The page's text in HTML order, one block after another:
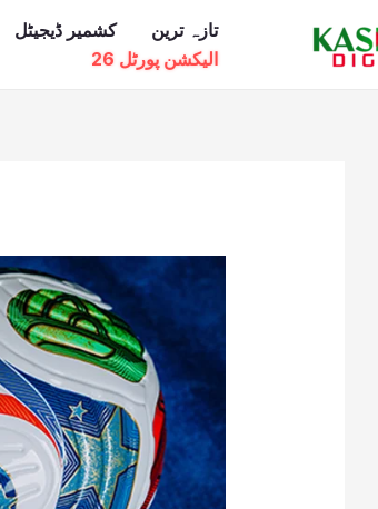
تازہ ترین کشمیر ڈیجیٹل
الیکشن پورٹل 26